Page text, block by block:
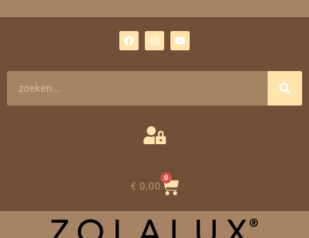
a
c
n
s
m
o
u
€ 0,00
0
Winkelwagen